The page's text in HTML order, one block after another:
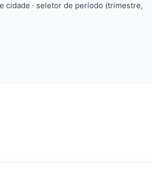
cidade · seletor de período (trimestre,